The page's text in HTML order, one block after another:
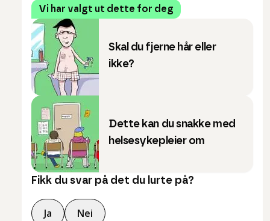
Vi har valgt ut dette for deg
Skal du fjerne hår eller
ikke?
Dette kan du snakke med
helsesykepleier om
Fikk du svar på det du lurte på?
Ja Nei